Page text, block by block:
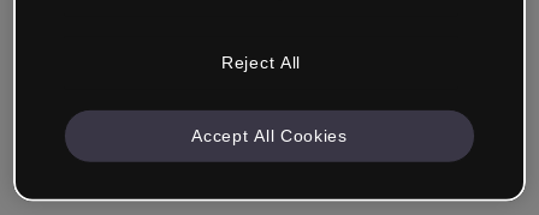
Trabajo en una escuela o universidad.
Empresa & Profesionales
Reject All
Accept All Cookies